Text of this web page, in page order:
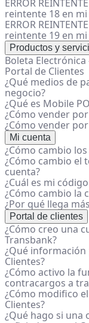
ERROR
reintente 18 en
ERROR
reintente 19 en
Productos y
Boleta
Portal de Clientes
¿Qué medios de
negocio?
¿Qué es Mobile
¿Cómo vender
¿Cómo vender
Mi cuenta
¿Cómo cambio
¿Cómo cambio el
cuenta?
¿Cuál es mi
¿Cómo cambio la
¿Por qué llega
Portal de clientes
¿Cómo creo una
Transbank?
¿Qué
Clientes?
¿Cómo activo la
contracargos a
¿Cómo modifico
Clientes?
¿Qué hago si una